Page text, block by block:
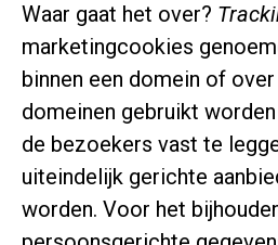
Waar gaat het over?
marketingcookies
binnen een domein of
domeinen gebruikt
de bezoekers vast te
uiteindelijk gerichte
worden. Voor het